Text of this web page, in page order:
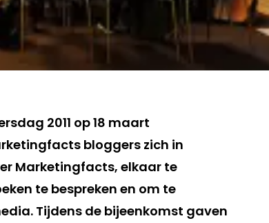
2011 op 18 maart
bloggers zich in
Marketingfacts, elkaar te
te bespreken en om te
Tijdens de bijeenkomst gaven